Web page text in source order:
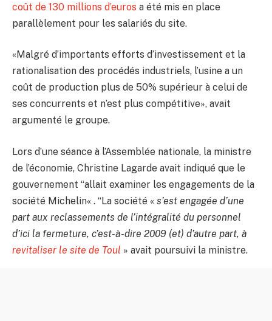
coût de 130 millions d’euros a été mis en place
parallèlement pour les salariés du site.
«Malgré d’importants efforts d’investissement et la
rationalisation des procédés industriels, l’usine a un
coût de production plus de 50% supérieur à celui de
ses concurrents et n’est plus compétitive», avait
argumenté le groupe.
Lors d’une séance à l’Assemblée nationale, la ministre
de l’économie, Christine Lagarde avait indiqué que le
gouvernement “allait examiner les engagements de la
société Michelin« . “La société « s’est engagée d’une
part aux reclassements de l’intégralité du personnel
d’ici la fermeture, c’est-à-dire 2009 (et) d’autre part, à
revitaliser le site de Toul » avait poursuivi la ministre.